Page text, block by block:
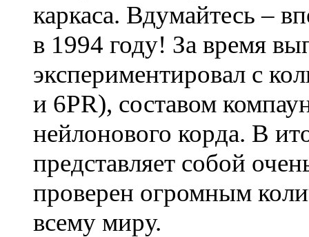
каркаса. Вдумайтесь –
в 1994 году! За время
экспериментировал с
и 6PR), составом
нейлонового корда. В
представляет собой
проверен огромным
всему миру.